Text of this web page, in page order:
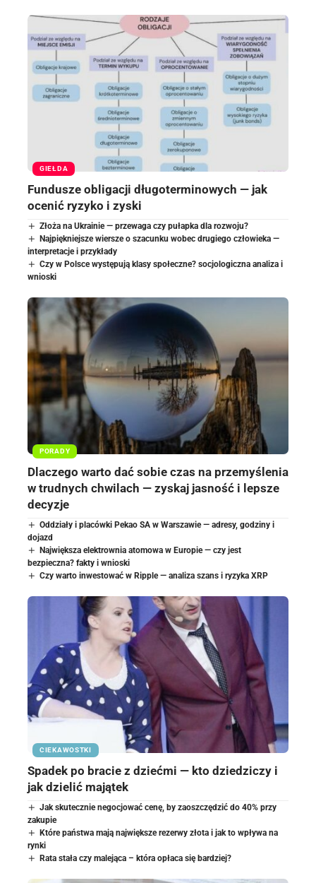
GIEŁDA
Fundusze obligacji długoterminowych — jak
ocenić ryzyko i zyski
Złoża na Ukrainie — przewaga czy pułapka dla rozwoju?
Najpiękniejsze wiersze o szacunku wobec drugiego człowieka —
interpretacje i przykłady
Czy w Polsce występują klasy społeczne? socjologiczna analiza i
wnioski
PORADY
Dlaczego warto dać sobie czas na przemyślenia
w trudnych chwilach — zyskaj jasność i lepsze
decyzje
Oddziały i placówki Pekao SA w Warszawie — adresy, godziny i
dojazd
Największa elektrownia atomowa w Europie — czy jest
bezpieczna? fakty i wnioski
Czy warto inwestować w Ripple — analiza szans i ryzyka XRP
CIEKAWOSTKI
Spadek po bracie z dziećmi — kto dziedziczy i
jak dzielić majątek
Jak skutecznie negocjować cenę, by zaoszczędzić do 40% przy
zakupie
Które państwa mają największe rezerwy złota i jak to wpływa na
rynki
Rata stała czy malejąca – która opłaca się bardziej?